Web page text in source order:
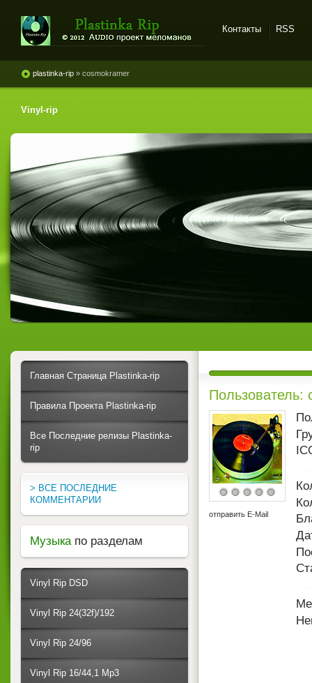
винила и магнитоальбомов
Контакты RSS
plastinka-rip » cosmokramer
Vinyl-rip
Пользователь:
отправить E-Mail
Главная Страница Plastinka-rip
Правила Проекта Plastinka-rip
Все Последние релизы Plastinka-
rip
> ВСЕ ПОСЛЕДНИЕ
КОММЕНТАРИИ
Музыка по разделам
Vinyl Rip DSD
Vinyl Rip 24(32f)/192
Vinyl Rip 24/96
Vinyl Rip 16/44,1 Mp3